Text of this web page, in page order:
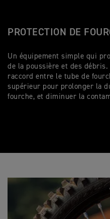
PROTECTION DE
Un équipement simple qui
de la poussière et des débris.
raccord entre le tube de
supérieur pour prolonger la
fourche, et diminuer la